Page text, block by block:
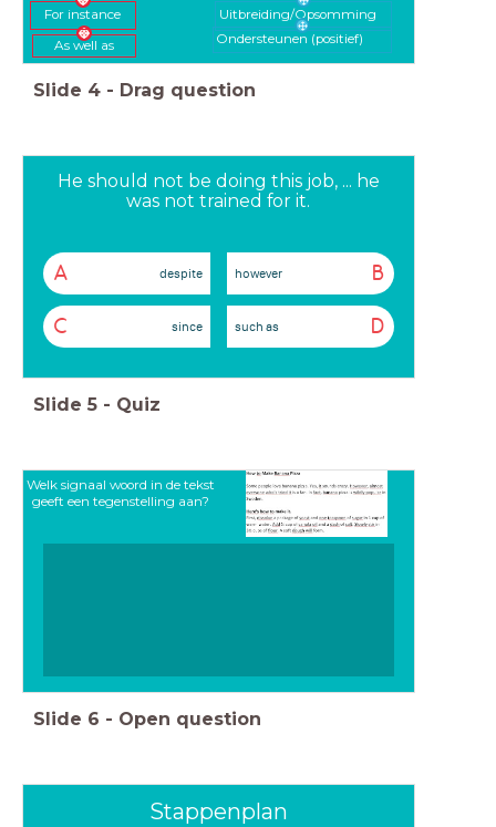
As well as
For instance Uitbreiding/Opsomming
Ondersteunen (positief)
Slide 4 - Drag question
He should not be doing this job, ... he
was not trained for it.
A despite B
however
C since D
such as
Slide 5 - Quiz
Welk signaal woord in de tekst
geeft een tegenstelling aan?
Slide 6 - Open question
Stappenplan